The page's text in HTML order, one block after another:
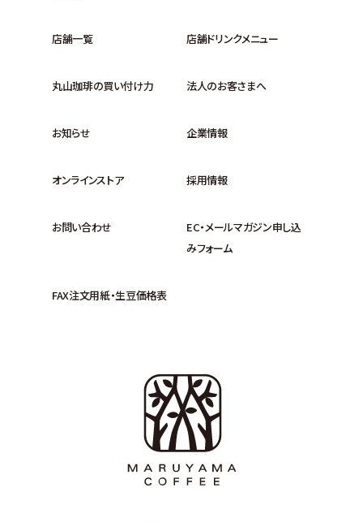
店舗一覧 店舗ドリンクメニュー
丸山珈琲の買い付け力 法人のお客さまへ
お知らせ 企業情報
オンラインストア 採用情報
お問い合わせ
EC・メールマガジン申し込
みフォーム
FAX注文用紙・生豆価格表